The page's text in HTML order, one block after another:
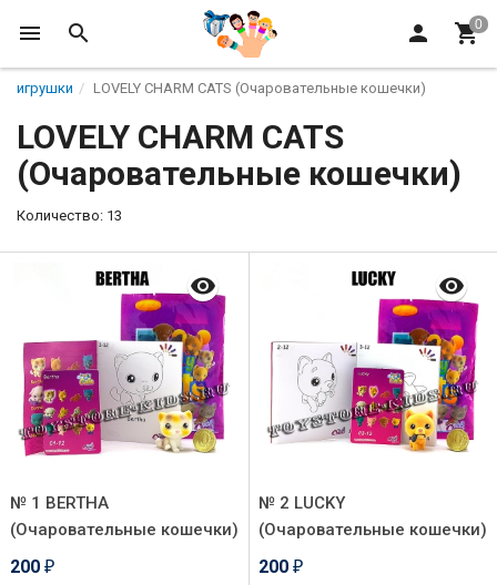
игрушки LOVELY CHARM CATS (Очаровательные кошечки)
LOVELY CHARM CATS
(Очаровательные кошечки)
Количество: 13
№ 1 BERTHA
(Очаровательные кошечки)
200 ₽
№ 2 LUCKY
(Очаровательные кошечки)
200 ₽